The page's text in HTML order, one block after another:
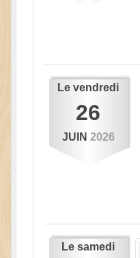
Levendredi
26
JUIN 2026
Lesamedi